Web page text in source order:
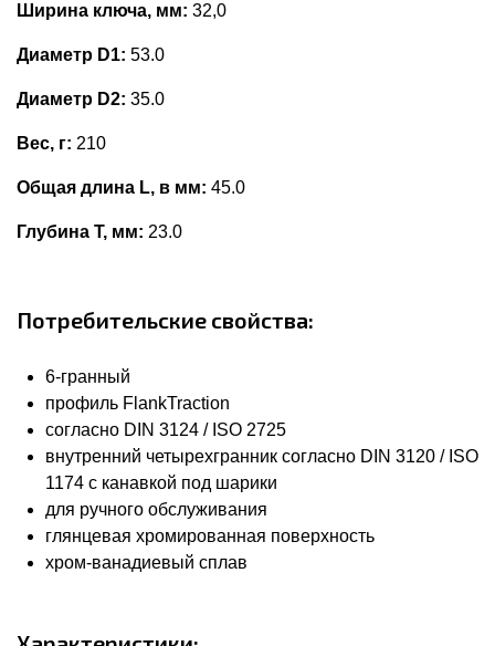
Ширина ключа, мм: 32,0
Диаметр D1: 53.0
Диаметр D2: 35.0
Вес, г: 210
Общая длина L, в мм: 45.0
Глубина Т, мм: 23.0
Потребительские свойства:
6-гранный
профиль FlankTraction
согласно DIN 3124 / ISO 2725
внутренний четырехгранник согласно DIN 3120 / ISO
1174 с канавкой под шарики
для ручного обслуживания
глянцевая хромированная поверхность
хром-ванадиевый сплав